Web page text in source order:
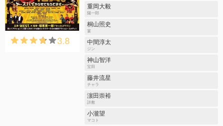
3.8
重岡大毅
陽一郎
桐山照史
宴
中間淳太
ジン
神山智洋
宝田
藤井流星
チャラ
濵田崇裕
詳敷
小瀧望
マコト